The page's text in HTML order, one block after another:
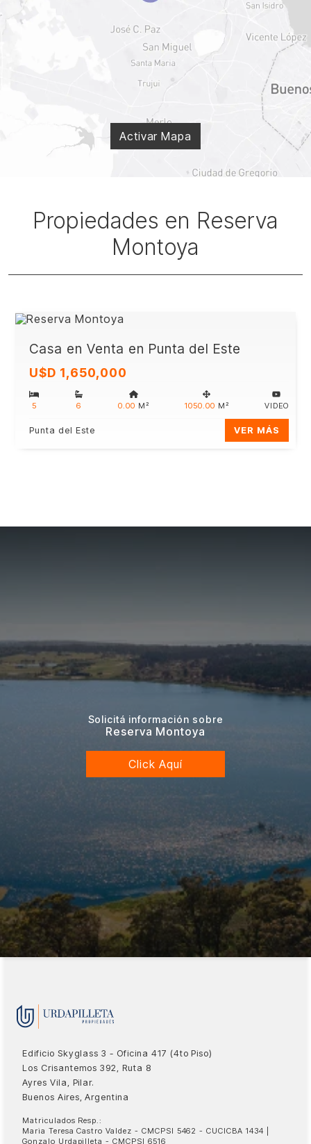
Activar Mapa
Propiedades en Reserva
Montoya
Casa en Venta en Punta del Este
U$D 1,650,000
5 6 0.00 M² 1050.00 M² VIDEO
Punta del Este VER MÁS
Solicitá información sobre
Reserva Montoya
Click Aquí
Edificio Skyglass 3 - Oficina 417 (4to Piso)
Los Crisantemos 392, Ruta 8
Ayres Vila, Pilar.
Buenos Aires, Argentina
Matriculados Resp.:
Maria Teresa Castro Valdez - CMCPSI 5462 - CUCICBA 1434 |
Gonzalo Urdapilleta - CMCPSI 6516